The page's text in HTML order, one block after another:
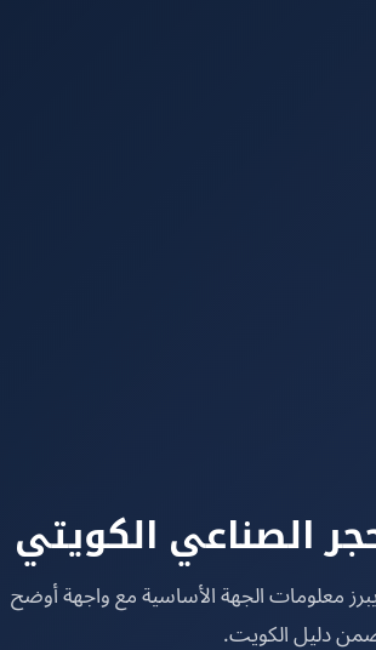
الصناعي الكويتي
الجهة الأساسية مع واجهة أوضح
الكويت.